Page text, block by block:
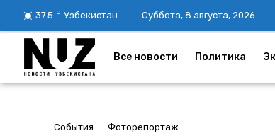
37.5 C Узбекистан Суббота, 8 августа, 2026
Все новости Политика
События Фоторепортаж